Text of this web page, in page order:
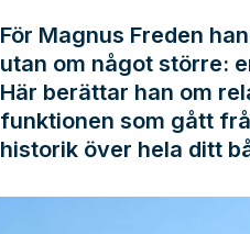
För Magnus Freden
utan om något större:
Här berättar han om
funktionen som gått
historik över hela ditt